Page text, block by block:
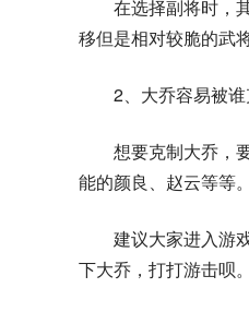
在选择副将时，
移但是相对较脆的武
2、大乔容易被
想要克制大乔，
能的颜良、赵云等等。
建议大家进入游
下大乔，打打游击呗。